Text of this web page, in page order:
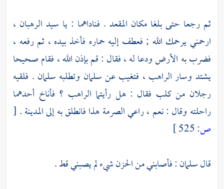
ثم رجعا حتى بلغا مكان المقعد . فناداهما : يا سيد الرهبان ،
ارحمني يرحمك الله ; فعطف إليه حماره فأخذ بيده ، ثم رفعه ،
فضرب به الأرض ودعا له ، فقال : قم بإذن الله ، فقام صحيحا
يشتد وسار الراهب ، فتغيب عنسلمان وتطلبه سلمان . فلقيه
رجلان من كلب فقال : هل رأيتما الراهب ؟ فأناخ أحدهما
راحلته وقال : نعم ، راعي الصرمة هذا فانطلق به إلىالمدينة.
[
ص:
قالسلمان: فأصابني من الحزن شيء لم يصبني قط .